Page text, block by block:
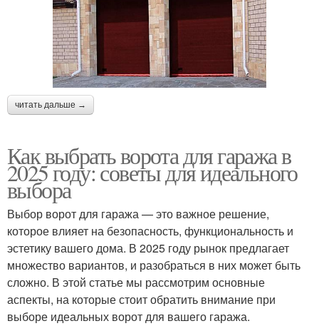
читать дальше →
Как выбрать ворота для гаража в
2025 году: советы для идеального
выбора
Выбор ворот для гаража — это важное решение,
которое влияет на безопасность, функциональность и
эстетику вашего дома. В 2025 году рынок предлагает
множество вариантов, и разобраться в них может быть
сложно. В этой статье мы рассмотрим основные
аспекты, на которые стоит обратить внимание при
выборе идеальных ворот для вашего гаража.